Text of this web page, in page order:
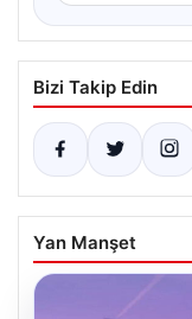
Bizi Takip Edin
Yan Manşet